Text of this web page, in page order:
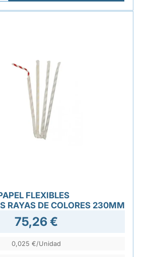
FLEXIBLES
RAYAS DE COLORES 230MM
75,26 €
0,025 €/Unidad